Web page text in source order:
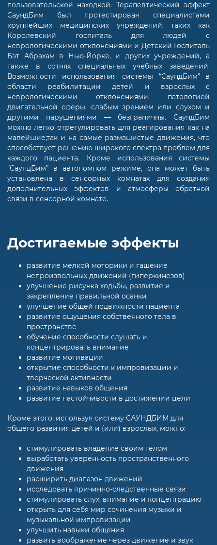
пользовательской находкой. Терапевтический эффект
СаундБим был протестирован специалистами
крупнейших медицинских учреждений, таких как
Королевский госпиталь для людей с
неврологическими отклонениями и Детский Госпиталь
Бэт Абрахам в Нью-Йорке, и других учреждений, а
также в сотнях специальных учебных заведений.
Возможности использования системы “СаундБим” в
области реабилитации детей и взрослых с
неврологическими отклонениями, патологией
двигательной сферы, слабым зрением или слухом и
другими нарушениями — безграничны. СаундБим
можно легко отрегулировать для реагирования как на
малейшие,так и на самые размашистые движения, что
способствует решению широкого спектра проблем для
каждого пациента. Кроме использования системы
“СаундБим” в автономном режиме, она может быть
установлена в сенсорных комнатах для создания
дополнительных эффектов и атмосферы обратной
связи в сенсорной комнате.
Достигаемые эффекты
развитие мелкой моторики и гашение
непроизвольных движений (гиперкинезов)
улучшение рисунка ходьбы, развитие и
закрепление правильной осанки
улучшение общей подвижности пациента
развитие ощущения собственного тела в
пространстве
обучение способности слушать и
концентрировать внимание
развитие мотивации
открытие способности к импровизации и
творческой активности
развитие навыков общения
развитие настойчивости в достижении цели
Кроме этого, используя систему САУНДБИМ для
общего развития детей и (или) взрослых, можно:
стимулировать владение своим телом
выработать уверенность пространственного
движения
расширить диапазон движений
исследовать причинно-следственные связи
стимулировать слух, внимание и концентрацию
открыть для себя мир сочинения музыки и
музыкальной импровизации
улучшить навыки общения
развить воображение через движение и звук